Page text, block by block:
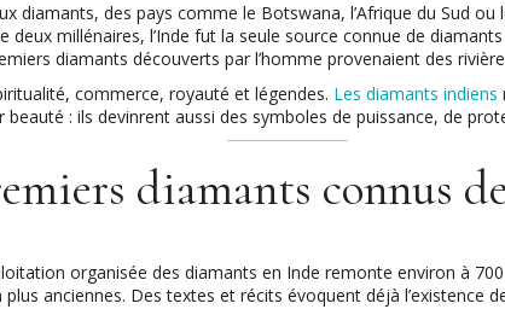
diamants, des pays comme le Botswana, l’Afrique du Sud
deux millénaires, l’Inde fut la seule source connue de
diamants découverts par l’homme provenaient des
commerce, royauté et légendes. Les diamants indiens
: ils devinrent aussi des symboles de puissance, de
diamants connus
organisée des diamants en Inde remonte environ à
anciennes. Des textes et récits évoquent déjà l’existence